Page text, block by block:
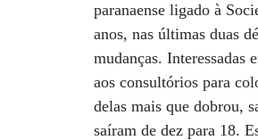
paranaense ligado à
anos, nas últimas duas
mudanças. Interessadas
aos consultórios para
delas mais que dobrou,
saíram de dez para 18.